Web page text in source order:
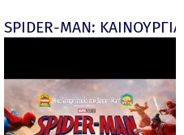
SPIDER-MAN: